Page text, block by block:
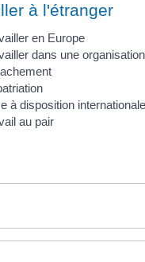
à l'étranger
en Europe
dans une
à disposition internationale
au pair